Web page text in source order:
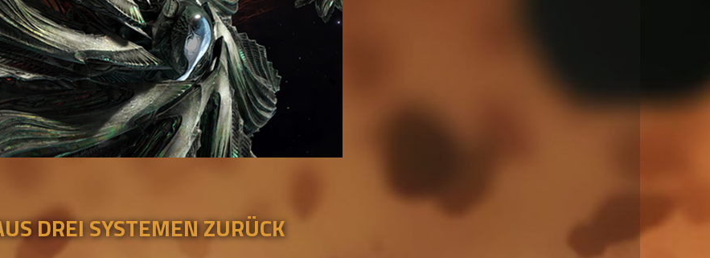
DREI SYSTEMEN ZURÜCK